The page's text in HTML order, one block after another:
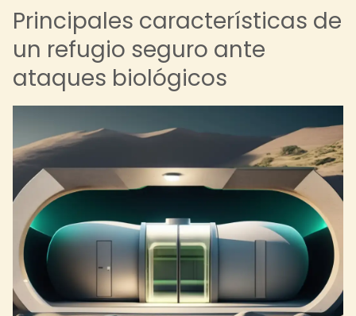
Principales características de
un refugio seguro ante
ataques biológicos